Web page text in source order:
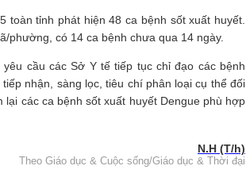
tỉnh phát hiện 48 ca bệnh sốt xuất huyết.
phường, có 14 ca bệnh chưa qua 14 ngày.
cầu các Sở Y tế tiếp tục chỉ đạo các bệnh
nhận, sàng lọc, tiêu chí phân loại cụ thể đối
các ca bệnh sốt xuất huyết Dengue phù hợp
N.H (T/h)
Theo Giáo dục & Cuộc sống/Giáo dục & Thời đại